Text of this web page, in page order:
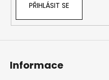
PŘIHLÁSIT SE
Informace